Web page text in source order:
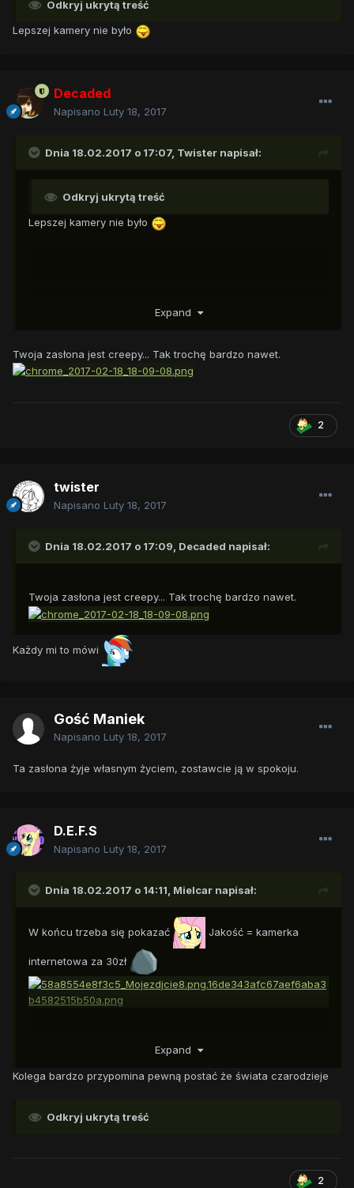
Odkryj ukrytą treść
Lepszej kamery nie było
Decaded
Napisano Luty 18, 2017
Dnia 18.02.2017 o 17:07, Twister napisał:
Odkryj ukrytą treść
Lepszej kamery nie było
Expand
Twoja zasłona jest creepy... Tak trochę bardzo nawet.
2
twister
Napisano Luty 18, 2017
Dnia 18.02.2017 o 17:09, Decaded napisał:
Twoja zasłona jest creepy... Tak trochę bardzo nawet.
Każdy mi to mówi
Gość Maniek
Napisano Luty 18, 2017
Ta zasłona żyje własnym życiem, zostawcie ją w spokoju.
D.E.F.S
Napisano Luty 18, 2017
Dnia 18.02.2017 o 14:11, Mielcar napisał:
W końcu trzeba się pokazać Jakość = kamerka
internetowa za 30zł
Expand
Kolega bardzo przypomina pewną postać że świata czarodzieje
Odkryj ukrytą treść
2